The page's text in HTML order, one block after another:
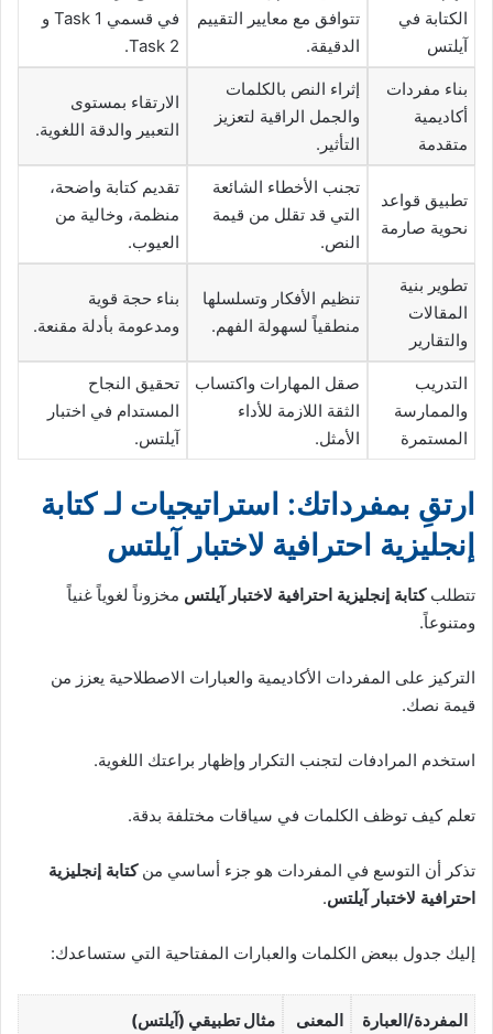
الكتابة في
آيلتس
تتوافق مع معايير التقييم
الدقيقة.
في قسمي Task 1 و
Task 2.
بناء مفردات
أكاديمية
متقدمة
إثراء النص بالكلمات
والجمل الراقية لتعزيز
التأثير.
الارتقاء بمستوى
التعبير والدقة اللغوية.
تطبيق قواعد
نحوية صارمة
تجنب الأخطاء الشائعة
التي قد تقلل من قيمة
النص.
تقديم كتابة واضحة،
منظمة، وخالية من
العيوب.
تطوير بنية
المقالات
والتقارير
تنظيم الأفكار وتسلسلها
منطقياً لسهولة الفهم.
بناء حجة قوية
ومدعومة بأدلة مقنعة.
التدريب
والممارسة
المستمرة
صقل المهارات واكتساب
الثقة اللازمة للأداء
الأمثل.
تحقيق النجاح
المستدام في اختبار
آيلتس.
ارتقِ بمفرداتك: استراتيجيات لـ كتابة
إنجليزية احترافية لاختبار آيلتس
تتطلبكتابة إنجليزية احترافية لاختبار آيلتس مخزوناً لغوياً غنياً
ومتنوعاً.
التركيز على المفردات الأكاديمية والعبارات الاصطلاحية يعزز من
قيمة نصك.
استخدم المرادفات لتجنب التكرار وإظهار براعتك اللغوية.
تعلم كيف توظف الكلمات في سياقات مختلفة بدقة.
تذكر أن التوسع في المفردات هو جزء أساسي منكتابة إنجليزية
احترافية لاختبار آيلتس.
إليك جدول ببعض الكلمات والعبارات المفتاحية التي ستساعدك:
المفردة/العبارة المعنى مثال تطبيقي (آيلتس)